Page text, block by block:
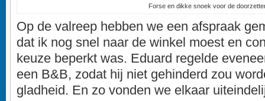
Forse en dikke snoek voor de
Op de valreep hebben we een afspraak
dat ik nog snel naar de winkel moest en
keuze beperkt was. Eduard regelde
een B&B, zodat hij niet gehinderd zou
gladheid. En zo vonden we elkaar